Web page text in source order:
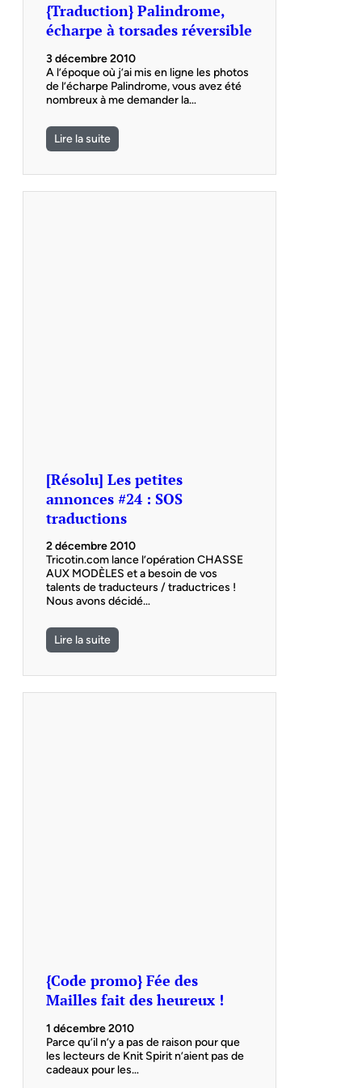
{Traduction} Palindrome,
écharpe à torsades réversible
3 décembre 2010
A l’époque où j’ai mis en ligne les photos
de l’écharpe Palindrome, vous avez été
nombreux à me demander la…
Lire la suite
[Résolu] Les petites
annonces #24 : SOS
traductions
2 décembre 2010
Tricotin.com lance l’opération CHASSE
AUX MODÈLES et a besoin de vos
talents de traducteurs / traductrices !
Nous avons décidé…
Lire la suite
{Code promo} Fée des
Mailles fait des heureux !
1 décembre 2010
Parce qu’il n’y a pas de raison pour que
les lecteurs de Knit Spirit n’aient pas de
cadeaux pour les…